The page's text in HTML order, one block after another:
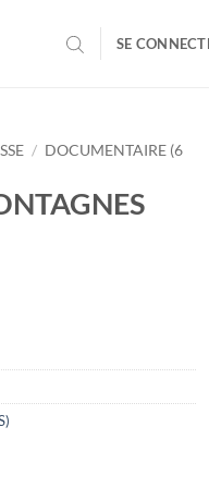
SE
/ DOCUMENTAIRE (6